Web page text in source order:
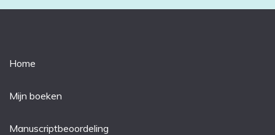
Home
Mijn boeken
Manuscriptbeoordeling